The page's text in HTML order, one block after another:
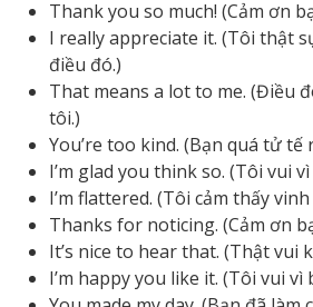
Thank you so much! (Cảm ơn
I really appreciate it. (Tôi thật
điều đó.)
That means a lot to me. (Điều
tôi.)
You’re too kind. (Bạn quá tử tế
I’m glad you think so. (Tôi vui
I’m flattered. (Tôi cảm thấy vinh
Thanks for noticing. (Cảm ơn
It’s nice to hear that. (Thật vui
I’m happy you like it. (Tôi vui